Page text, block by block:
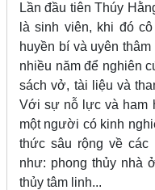
Lần đầu tiên Thúy
là sinh viên, khi đó
huyền bí và uyên
nhiều năm để nghiên
sách vở, tài liệu và
Với sự nỗ lực và ham
một người có kinh
thức sâu rộng về các
như: phong thủy nhà
thủy tâm linh...